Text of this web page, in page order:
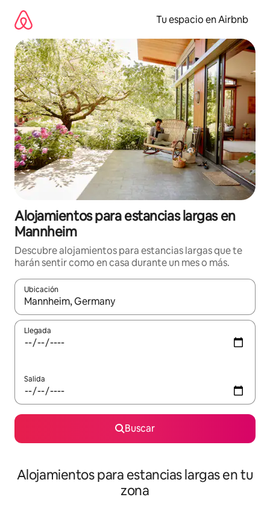
contenido
Tu espacio en Airbnb
Alojamientos para estancias largas en
Mannheim
Descubre alojamientos para estancias largas que te
harán sentir como en casa durante un mes o más.
Ubicación
Cuando los resultados estén disponibles, podrás navegar
Llegada
Salida
Buscar
Alojamientos para estancias largas en tu
zona